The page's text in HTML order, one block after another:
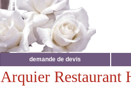
demande de devis
Arquier Restaurant